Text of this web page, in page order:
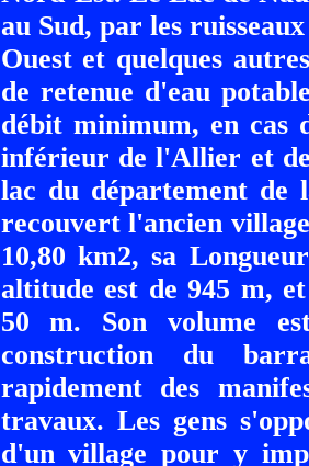
au Sud, par les
Ouest et quelques
de retenue d'eau
débit minimum, en cas
inférieur de l'Allier et
lac du département de
recouvert l'ancien
10,80 km2, sa
altitude est de 945 m,
50 m. Son volume
construction du
rapidement des
travaux. Les gens
d'un village pour y